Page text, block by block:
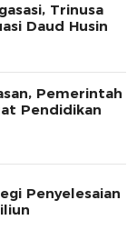
Trinusa
Daud Husin
Pemerintah
Pendidikan
Penyelesaian